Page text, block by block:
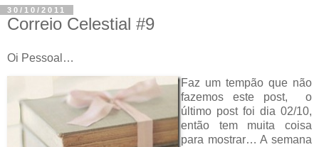
30/10/2011
Correio Celestial #9
Oi Pessoal…
Faz um tempão que não
fazemos este post, o
último post foi dia 02/10,
então tem muita coisa
para mostrar… A semana